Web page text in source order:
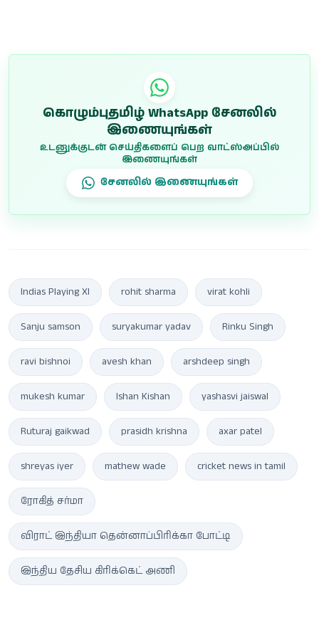
கொழும்புதமிழ் WhatsApp சேனலில்
இணையுங்கள்
உடனுக்குடன் செய்திகளைப் பெற வாட்ஸ்அப்பில்
இணையுங்கள்
சேனலில் இணையுங்கள்
Indias Playing XI rohit sharma virat kohli
Sanju samson suryakumar yadav Rinku Singh
ravi bishnoi avesh khan arshdeep singh
mukesh kumar Ishan Kishan yashasvi jaiswal
Ruturaj gaikwad prasidh krishna axar patel
shreyas iyer mathew wade cricket news in tamil
ரோகித் சர்மா
விராட் இந்தியா தென்னாப்பிரிக்கா போட்டி
இந்திய தேசிய கிரிக்கெட் அணி